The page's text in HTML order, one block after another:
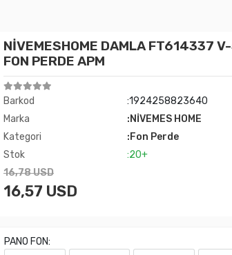
NİVEMESHOME DAMLA FT614337
FON PERDE APM
Barkod
:1924258823640
Marka
:NİVEMES HOME
Kategori
:Fon Perde
Stok
:20+
16,78 USD
16,57 USD
PANO FON: